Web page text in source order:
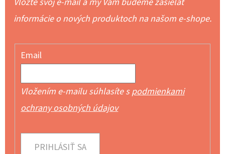
informácie o nových produktoch na našom e-shope.
Email
Vložením e-mailu súhlasíte spodmienkami
ochrany osobných údajov
PRIHLÁSIŤ SA